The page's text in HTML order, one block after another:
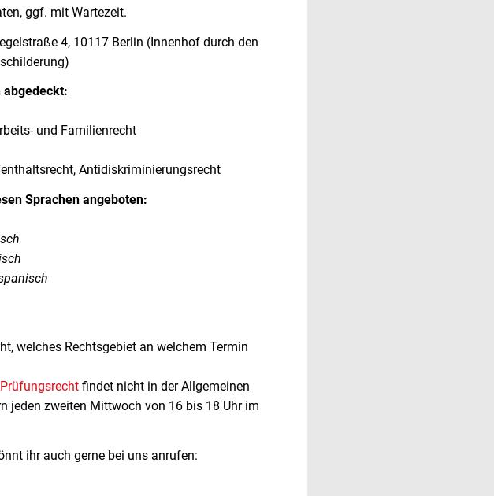
ggf. mit Wartezeit.
4, 10117 Berlin (Innenhof durch den
abgedeckt:
und Familienrecht
Antidiskriminierungsrecht
Sprachen angeboten:
welches Rechtsgebiet an welchem Termin
findet nicht in der Allgemeinen
jeden zweiten Mittwoch von 16 bis 18 Uhr im
ihr auch gerne bei uns anrufen: